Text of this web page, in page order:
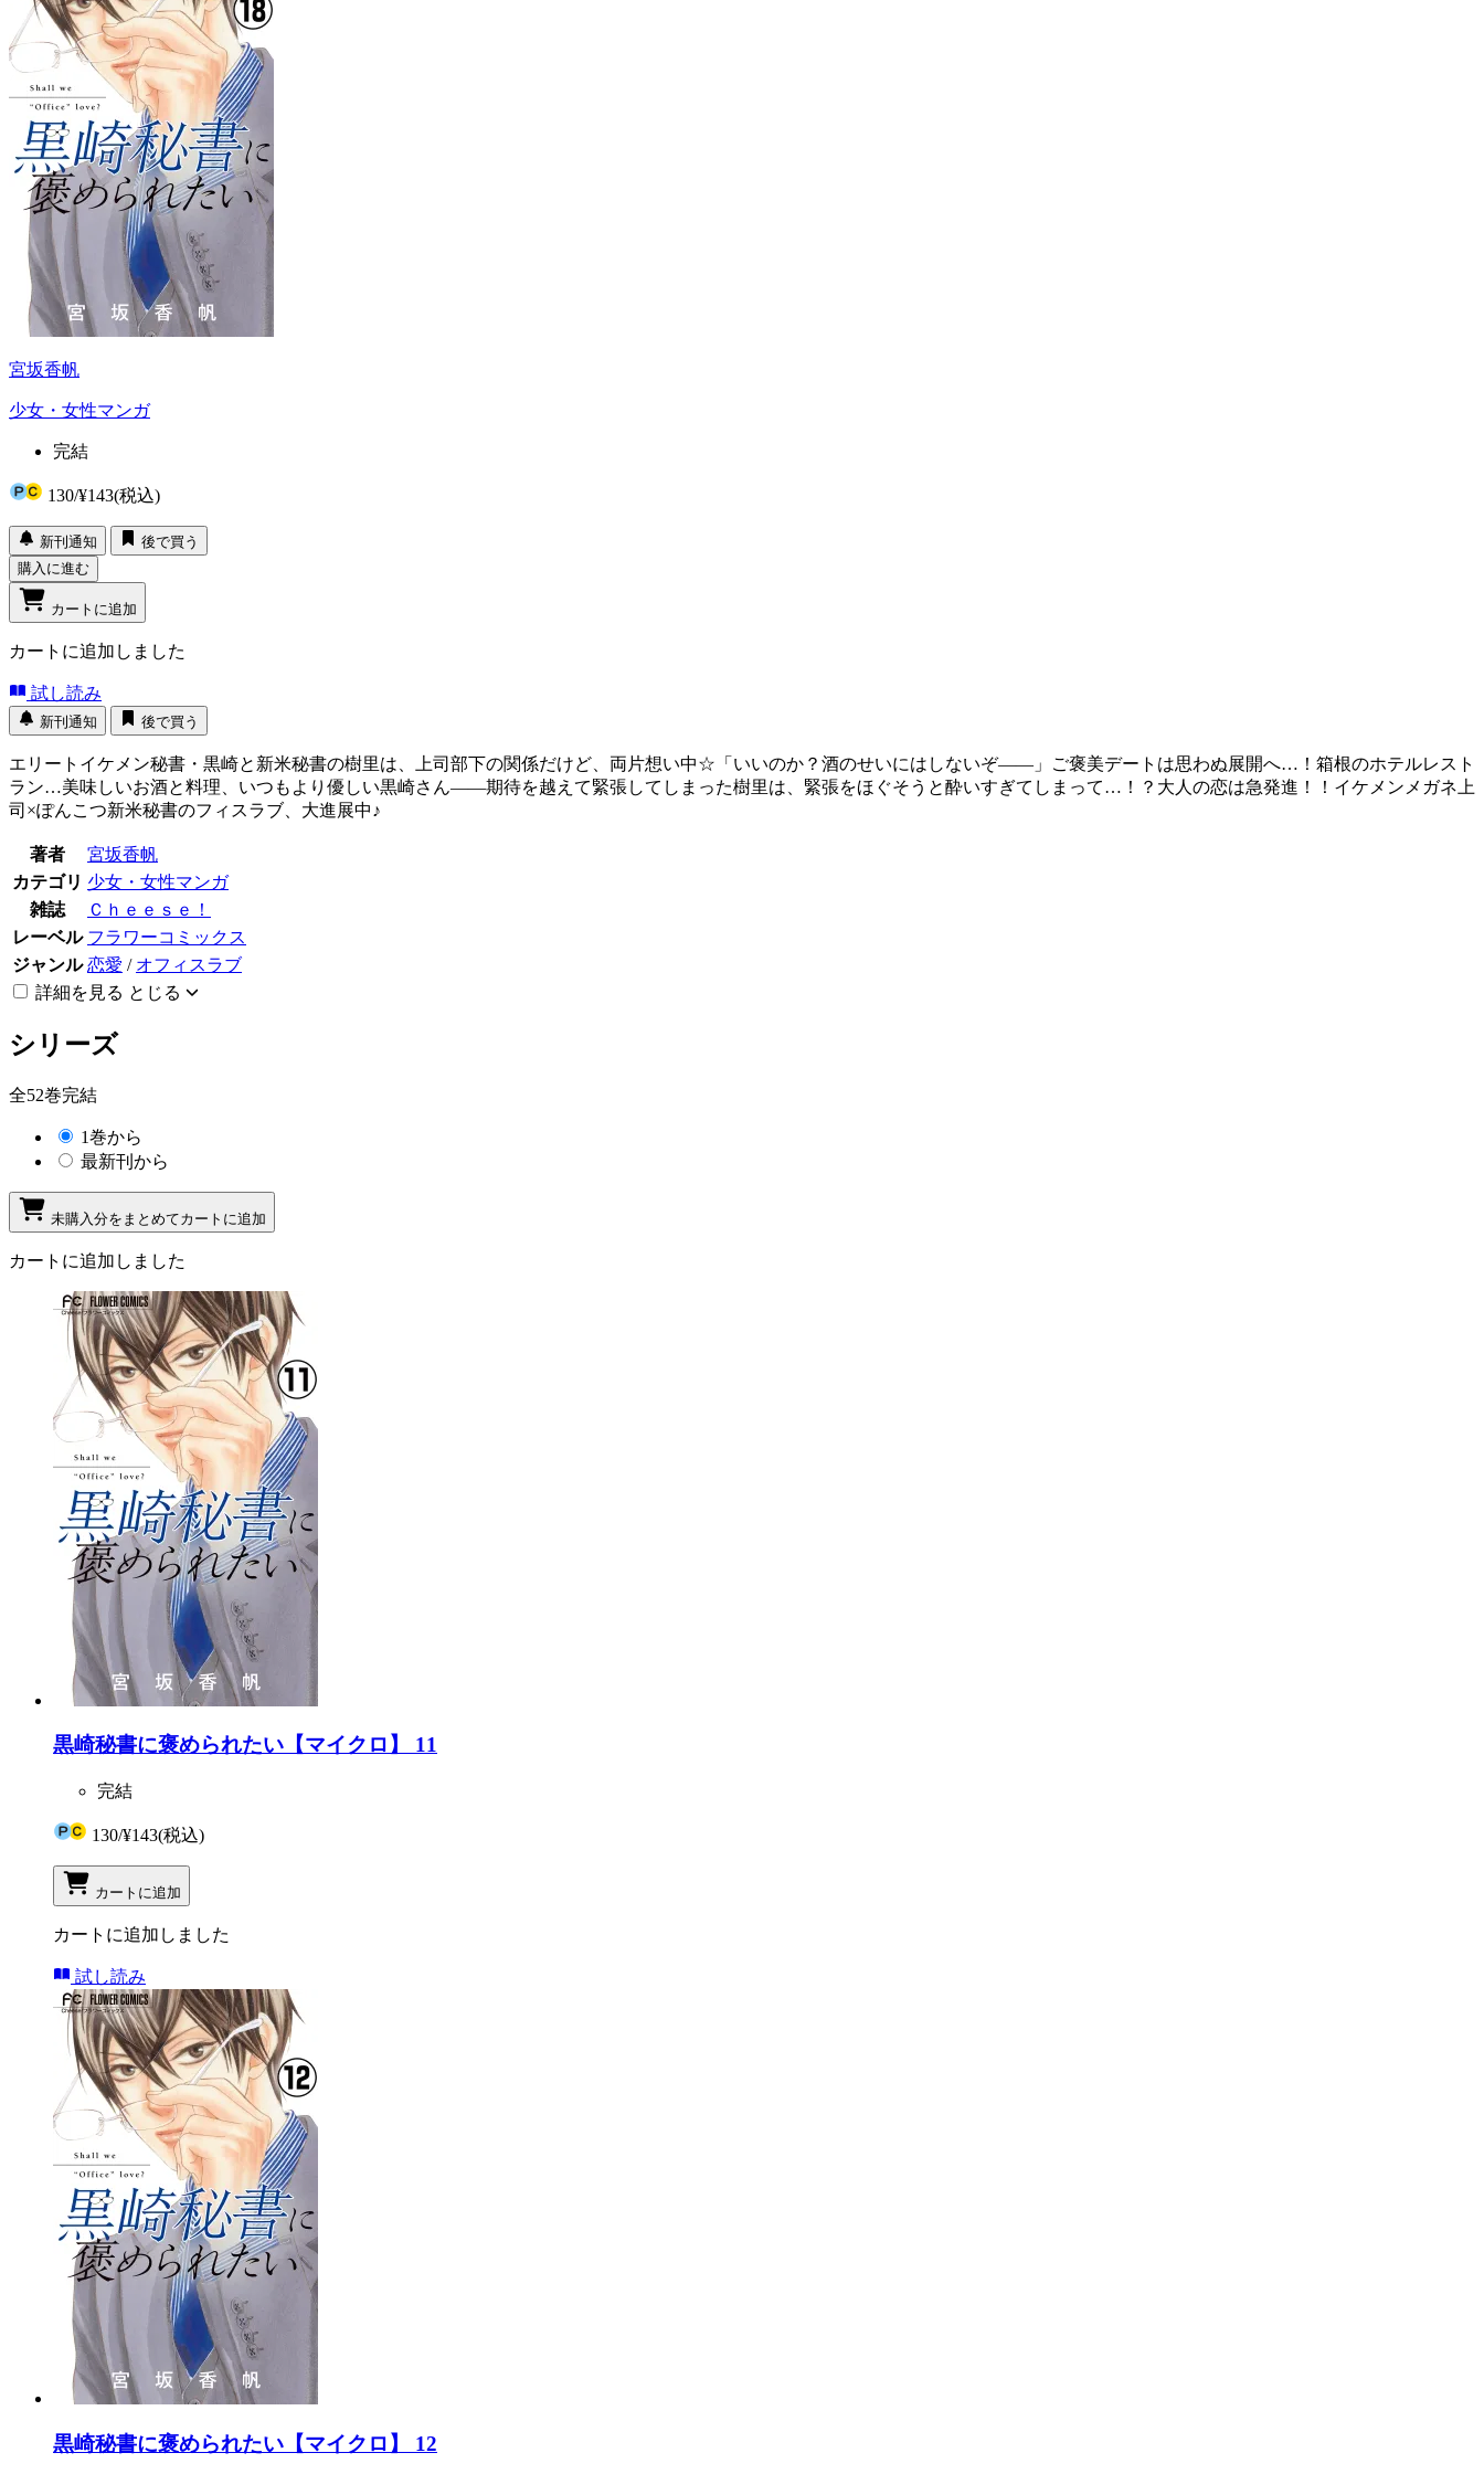
宮坂香帆
少女・女性マンガ
完結
130/¥143(税込)
新刊通知
後で買う
購入に進む
カートに追加
カートに追加しました
試し読み
新刊通知 後で買う
エリートイケメン秘書・黒崎と新米秘書の樹里は、上司部下の関係だけど、両片想い中☆「いいのか？酒のせいにはしないぞ――」ご褒美デートは思わぬ展開へ…！箱根のホテルレスト
ラン…美味しいお酒と料理、いつもより優しい黒崎さん――期待を越えて緊張してしまった樹里は、緊張をほぐそうと酔いすぎてしまって…！？大人の恋は急発進！！イケメンメガネ上
司×ぽんこつ新米秘書のフィスラブ、大進展中♪
著者
宮坂香帆
カテゴリ 少女・女性マンガ
雑誌
Ｃｈｅｅｓｅ！
レーベル フラワーコミックス
ジャンル 恋愛 / オフィスラブ
詳細を見る とじる
シリーズ
全52巻完結
1巻から
最新刊から
未購入分をまとめてカートに追加
カートに追加しました
黒崎秘書に褒められたい【マイクロ】 11
完結
130/¥143(税込)
カートに追加
カートに追加しました
試し読み
黒崎秘書に褒められたい【マイクロ】 12